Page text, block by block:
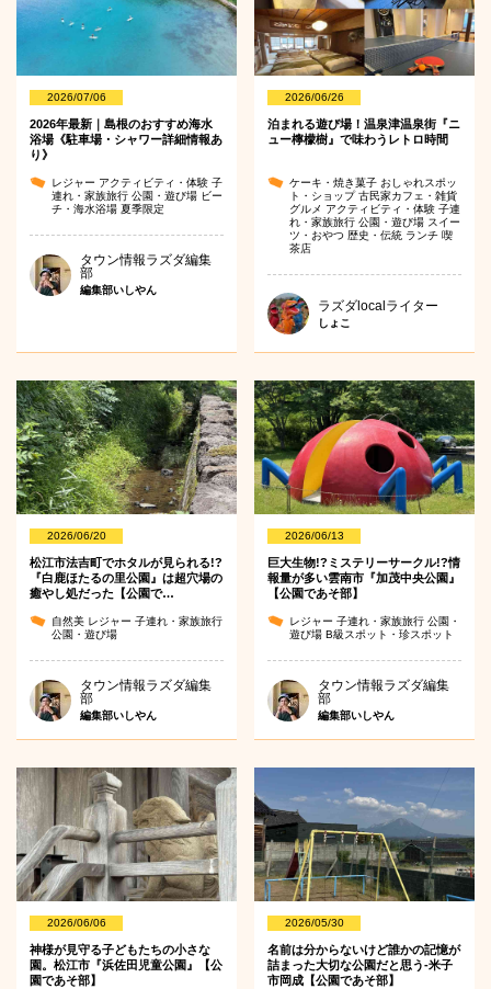
2026/07/06
2026年最新｜島根のおすすめ海水
浴場《駐車場・シャワー詳細情報あ
り》
レジャー アクティビティ・体験 子
連れ・家族旅行 公園・遊び場 ビー
チ・海水浴場 夏季限定
タウン情報ラズダ編集
部
編集部いしやん
2026/06/26
泊まれる遊び場！温泉津温泉街『ニ
ュー檸檬樹』で味わうレトロ時間
ケーキ・焼き菓子 おしゃれスポッ
ト・ショップ古民家カフェ・雑貨
グルメ アクティビティ・体験子連
れ・家族旅行公園・遊び場 スイー
ツ・おやつ 歴史・伝統 ランチ喫
茶店
ラズダlocalライター
しょこ
2026/06/20
松江市法吉町でホタルが見られる!?
『白鹿ほたるの里公園』は超穴場の
癒やし処だった【公園で…
自然美 レジャー 子連れ・家族旅行
公園・遊び場
タウン情報ラズダ編集
部
編集部いしやん
2026/06/13
巨大生物!?ミステリーサークル!?情
報量が多い雲南市『加茂中央公園』
【公園であそ部】
レジャー子連れ・家族旅行公園・
遊び場B級スポット・珍スポット
タウン情報ラズダ編集
部
編集部いしやん
2026/06/06
神様が見守る子どもたちの小さな
園。松江市『浜佐田児童公園』【公
園であそ部】
2026/05/30
名前は分からないけど誰かの記憶が
詰まった大切な公園だと思う-米子
市岡成【公園であそ部】